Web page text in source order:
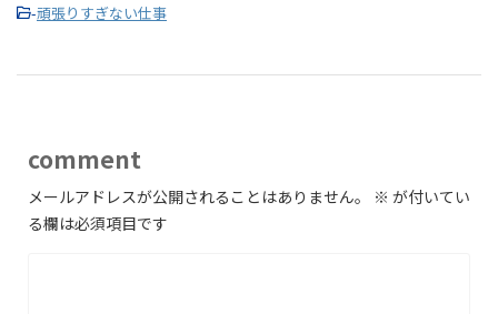
-頑張りすぎない仕事
comment
メールアドレスが公開されることはありません。 ※ が付いてい
る欄は必須項目です